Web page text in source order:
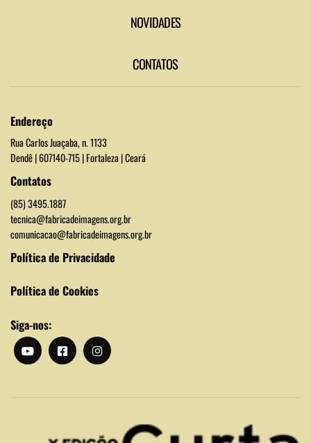
NOVIDADES
CONTATOS
Endereço
Rua Carlos Juaçaba, n. 1133
Dendê | 607140-715 | Fortaleza | Ceará
Contatos
(85) 3495.1887
tecnica@fabricadeimagens.org.br
comunicacao@fabricadeimagens.org.br
Política de Privacidade
Política de Cookies
Siga-nos: